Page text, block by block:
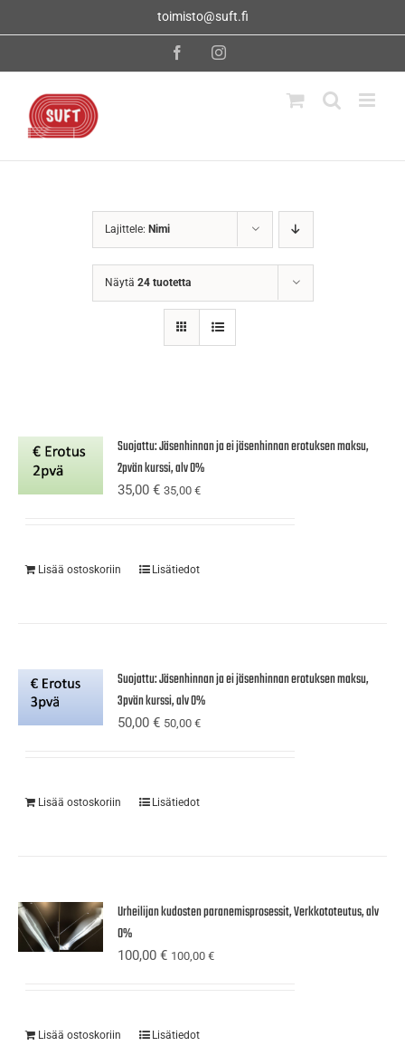
toimisto@suft.fi
FacebookInstagram
Lajittele: Nimi
Näytä 24 tuotetta
Suojattu: Jäsenhinnan ja ei jäsenhinnan erotuksen maksu,
2pvän kurssi, alv 0%
35,00€ 35,00€
Lisää ostoskoriin Lisätiedot
Suojattu: Jäsenhinnan ja ei jäsenhinnan erotuksen maksu,
3pvän kurssi, alv 0%
50,00€ 50,00€
Lisää ostoskoriin Lisätiedot
Urheilijan kudosten paranemisprosessit, Verkkototeutus, alv
0%
100,00€ 100,00€
Lisää ostoskoriin Lisätiedot